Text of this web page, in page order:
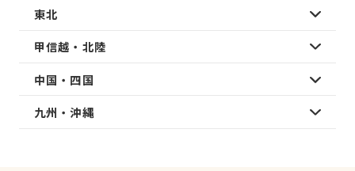
東北
甲信越・北陸
中国・四国
九州・沖縄